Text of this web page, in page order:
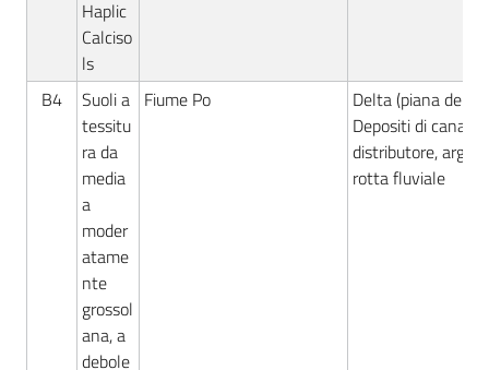
Haplic
Calciso
ls
B4
Suoli a
tessitu
ra da
media
a
moder
atame
nte
grossol
ana, a
debole
Fiume Po
Delta (piana
Depositi di canale
distributore,
rotta fluviale